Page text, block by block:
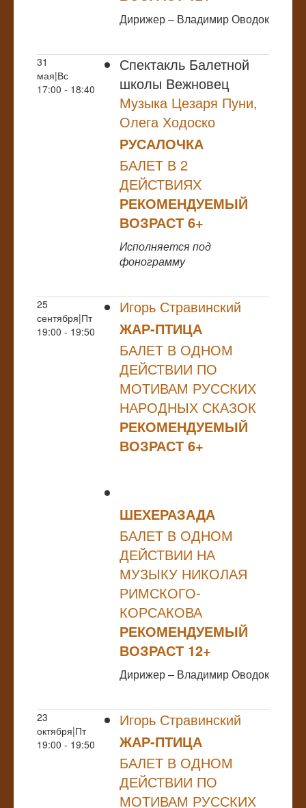
Дирижер – Владимир Оводок
31
мая|Вс
17:00 - 18:40
Спектакль Балетной
школы Вежновец
Музыка Цезаря Пуни,
Олега Ходоско
РУСАЛОЧКА
БАЛЕТ В 2
ДЕЙСТВИЯХ
РЕКОМЕНДУЕМЫЙ
ВОЗРАСТ 6+
Исполняется под
фонограмму
25
сентября|Пт
19:00 - 19:50
Игорь Стравинский
ЖАР-ПТИЦА
БАЛЕТ В ОДНОМ
ДЕЙСТВИИ ПО
МОТИВАМ РУССКИХ
НАРОДНЫХ СКАЗОК
РЕКОМЕНДУЕМЫЙ
ВОЗРАСТ 6+
ШЕХЕРАЗАДА
БАЛЕТ В ОДНОМ
ДЕЙСТВИИ НА
МУЗЫКУ НИКОЛАЯ
РИМСКОГО-
КОРСАКОВА
РЕКОМЕНДУЕМЫЙ
ВОЗРАСТ 12+
Дирижер – Владимир Оводок
23
октября|Пт
19:00 - 19:50
Игорь Стравинский
ЖАР-ПТИЦА
БАЛЕТ В ОДНОМ
ДЕЙСТВИИ ПО
МОТИВАМ РУССКИХ